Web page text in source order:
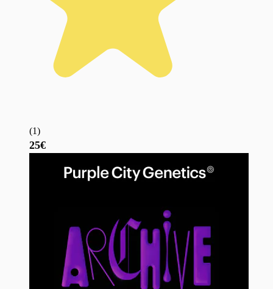
(1)
25€